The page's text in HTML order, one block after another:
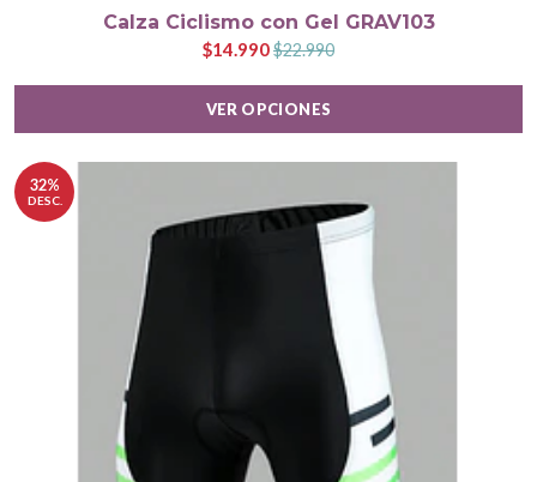
Calza Ciclismo con Gel GRAV103
$14.990$22.990
VER OPCIONES
32%
DESC.